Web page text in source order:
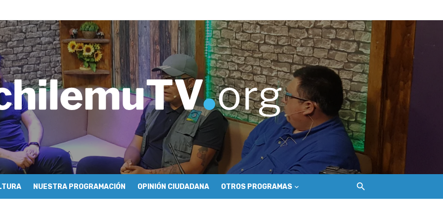
de Economía y Obras Públicas para buscar una salida a la crisis que golpea a los salineros de Cáhuil
de Mundo Móvil y avanza en su estrategia para construir un ecosistema de conectividad
Sonido en torno a la exposición “Zincnético”
Rafael Guendelman
cómo se hace televisión comunitaria en Pichilemu
y escuela comunitaria
con María Lina Fermandois y Luis Polanco
participativa del Plan Local de Restauración del Secano Costero Nilahue
en su segunda clasificatoria
– Cecilia Araneda
NUESTRA PROGRAMACIÓN OPINIÓN CIUDADANA OTROS PROGRAMAS